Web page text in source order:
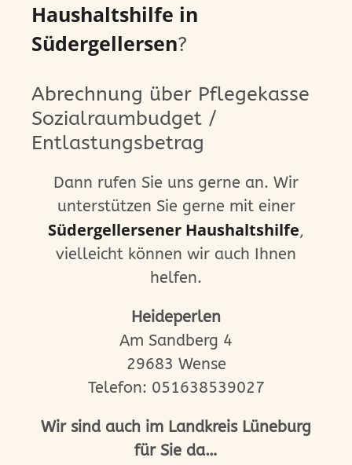
Haushaltshilfe in
Südergellersen?
Abrechnung über Pflegekasse
Sozialraumbudget /
Entlastungsbetrag
Dann rufen Sie uns gerne an. Wir
unterstützen Sie gerne mit einer
Südergellersener Haushaltshilfe,
vielleicht können wir auch Ihnen
helfen.
Heideperlen
Am Sandberg 4
29683 Wense
Telefon: 051638539027
Wir sind auch im Landkreis Lüneburg
für Sie da…